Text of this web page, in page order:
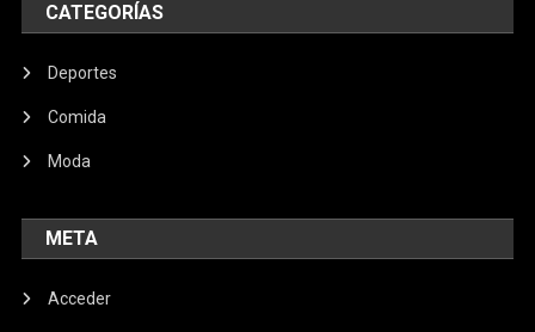
CATEGORÍAS
Deportes
Comida
Moda
META
Acceder